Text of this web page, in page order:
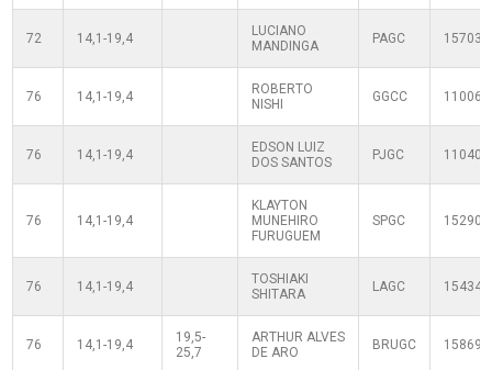
72 14,1-19,4
LUCIANO
MANDINGA
PAGC
76 14,1-19,4
ROBERTO
NISHI
GGCC
76 14,1-19,4
EDSON LUIZ
DOS SANTOS
PJGC
76 14,1-19,4
KLAYTON
MUNEHIRO
FURUGUEM
SPGC
76 14,1-19,4
TOSHIAKI
SHITARA
LAGC
76 14,1-19,4
19,5-
25,7
ARTHUR ALVES
DE ARO
BRUGC